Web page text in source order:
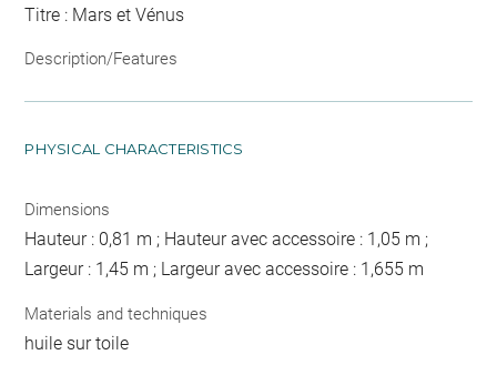
Titre : Mars et Vénus
Description/Features
PHYSICAL CHARACTERISTICS
Dimensions
Hauteur : 0,81 m ; Hauteur avec accessoire : 1,05 m ;
Largeur : 1,45 m ; Largeur avec accessoire : 1,655 m
Materials and techniques
huile sur toile